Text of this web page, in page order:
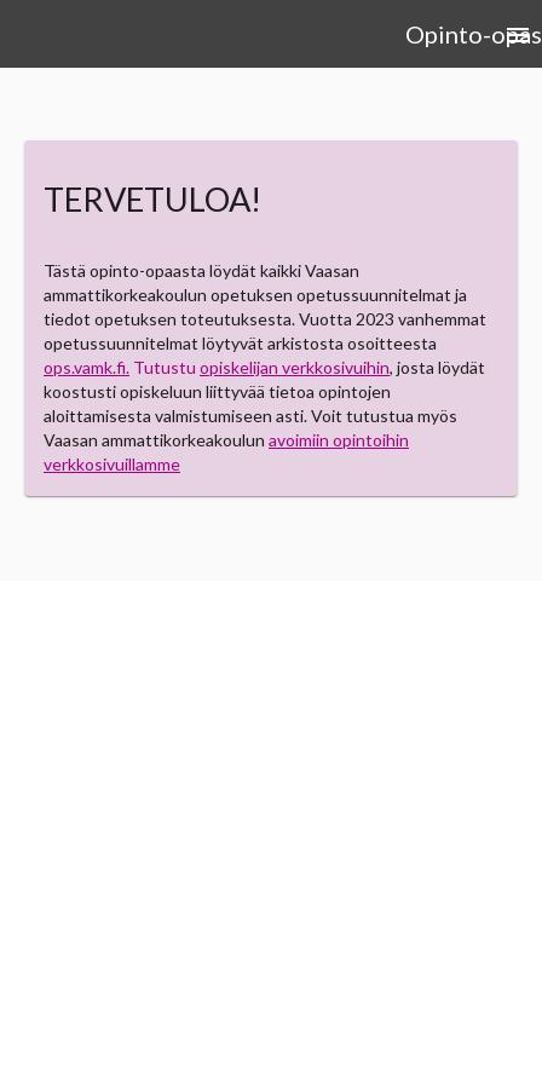
Opinto-opas
menu
TERVETULOA!
Tästä opinto-opaasta löydät kaikki Vaasan
ammattikorkeakoulun opetuksen opetussuunnitelmat ja
tiedot opetuksen toteutuksesta. Vuotta 2023 vanhemmat
opetussuunnitelmat löytyvät arkistosta osoitteesta
ops.vamk.fi. Tutustu opiskelijan verkkosivuihin, josta löydät
koostusti opiskeluun liittyvää tietoa opintojen
aloittamisesta valmistumiseen asti. Voit tutustua myös
Vaasan ammattikorkeakoulun avoimiin opintoihin
verkkosivuillamme